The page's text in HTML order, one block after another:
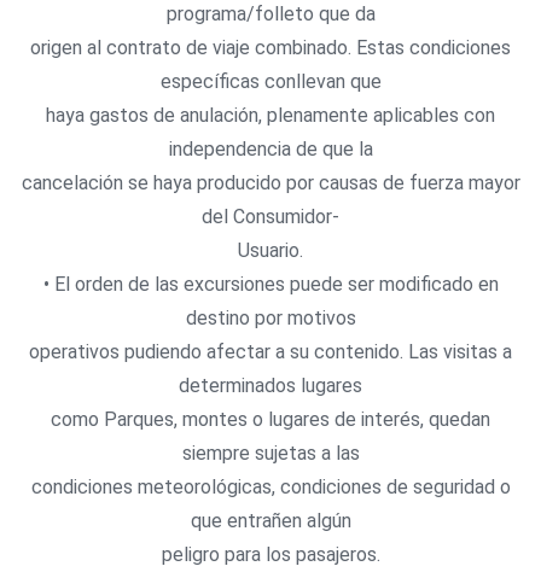
programa/folleto que da
origen al contrato de viaje combinado. Estas condiciones
específicas conllevan que
haya gastos de anulación, plenamente aplicables con
independencia de que la
cancelación se haya producido por causas de fuerza mayor
del Consumidor-
Usuario.
• El orden de las excursiones puede ser modificado en
destino por motivos
operativos pudiendo afectar a su contenido. Las visitas a
determinados lugares
como Parques, montes o lugares de interés, quedan
siempre sujetas a las
condiciones meteorológicas, condiciones de seguridad o
que entrañen algún
peligro para los pasajeros.